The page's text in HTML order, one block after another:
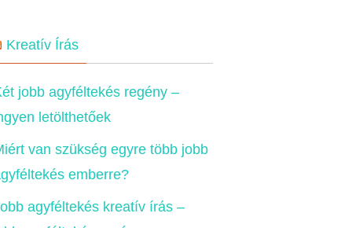
Kreatív Írás
jobb agyféltekés regény –
letölthetőek
van szükség egyre több jobb
emberre?
agyféltekés kreatív írás –